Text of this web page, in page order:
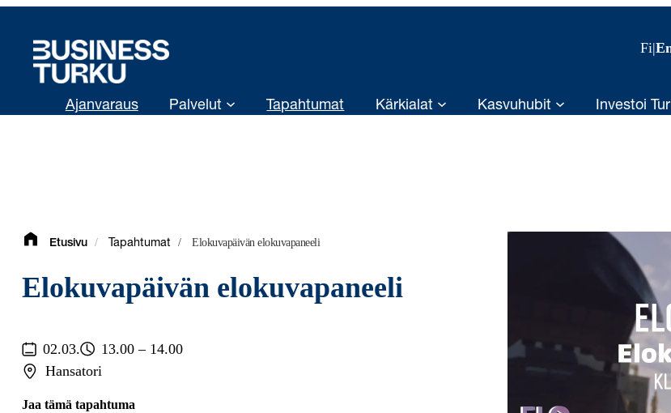
Fi|
Ajanvaraus Palvelut Tapahtumat Kärkialat Kasvuhubit Investoi
Etusivu / Tapahtumat / Elokuvapäivän elokuvapaneeli
Elokuvapäivän elokuvapaneeli
02.03.
13.00 – 14.00
Hansatori
Jaa tämä tapahtuma